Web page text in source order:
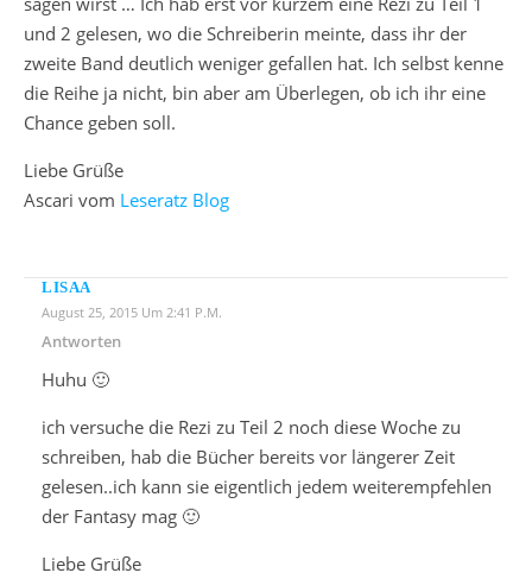
und 2 gelesen, wo die Schreiberin meinte, dass ihr der
zweite Band deutlich weniger gefallen hat. Ich selbst kenne
die Reihe ja nicht, bin aber am Überlegen, ob ich ihr eine
Chance geben soll.
Liebe Grüße
Ascari vom Leseratz Blog
LISAA
August 25, 2015 Um 2:41 P.m.
Antworten
Huhu 🙂
ich versuche die Rezi zu Teil 2 noch diese Woche zu
schreiben, hab die Bücher bereits vor längerer Zeit
gelesen..ich kann sie eigentlich jedem weiterempfehlen
der Fantasy mag 🙂
Liebe Grüße